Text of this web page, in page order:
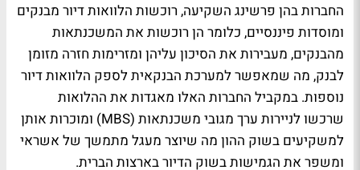
החברות בהן פרשינג השקיעה, רוכשות הלוואות דיור מבנקים
ומוסדות פיננסיים, כלומר הן רוכשות את המשכנתאות
מהבנקים, מעבירות את הסיכון עליהן ומזרימות חזרה מזומן
לבנק, מה שמאפשר למערכת הבנקאית לספק הלוואות דיור
נוספות. במקביל החברות האלו מאגדות את ההלואות
שרכשו לניירות ערך מגובי משכנתאות (MBS) ומוכרות אותן
למשקיעים בשוק ההון מה שיוצר מעגל מתמשך של אשראי
ומשפר את הגמישות בשוק הדיור בארצות הברית.